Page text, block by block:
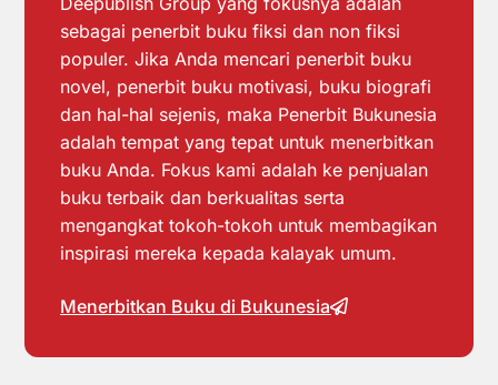
sebagai penerbit buku fiksi dan non fiksi
populer. Jika Anda mencari penerbit buku
novel, penerbit buku motivasi, buku biografi
dan hal-hal sejenis, maka Penerbit Bukunesia
adalah tempat yang tepat untuk menerbitkan
buku Anda. Fokus kami adalah ke penjualan
buku terbaik dan berkualitas serta
mengangkat tokoh-tokoh untuk membagikan
inspirasi mereka kepada kalayak umum.
Menerbitkan Buku di Bukunesia